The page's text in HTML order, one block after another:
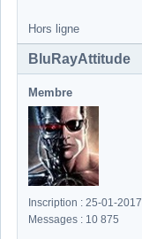
Hors ligne
BluRayAttitude
Membre
Inscription : 25-01-2017
Messages : 10 875